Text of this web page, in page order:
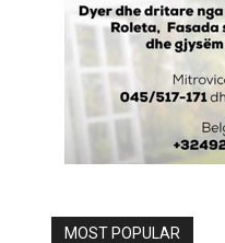
MOST POPULAR